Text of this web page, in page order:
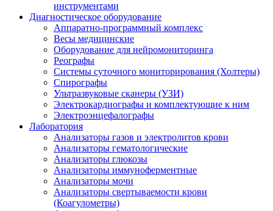
инструментами
Диагностическое оборудование
Аппаратно-программный комплекс
Весы медицинские
Оборудование для нейромониторинга
Реографы
Системы суточного мониторирования (Холтеры)
Спирографы
Ультразвуковые сканеры (УЗИ)
Электрокардиографы и комплектующие к ним
Электроэнцефалографы
Лаборатория
Анализаторы газов и электролитов крови
Анализаторы гематологические
Анализаторы глюкозы
Анализаторы иммуноферментные
Анализаторы мочи
Анализаторы свертываемости крови
(Коагулометры)